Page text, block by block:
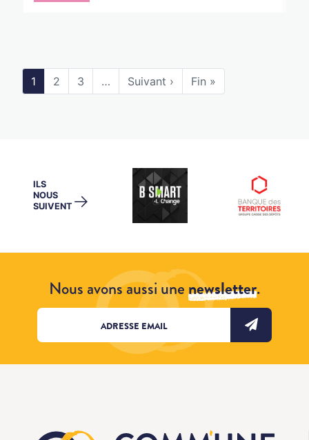
1 2 3 … Suivant › Fin »
ILS
NOUS
SUIVENT →
Nous avons aussi unenewsletter.